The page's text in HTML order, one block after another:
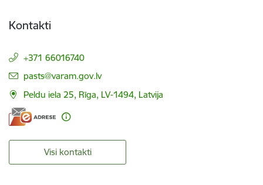
Kontakti
+371 66016740
E-pasts:
pasts@varam.gov.lv
Peldu iela 25, Rīga, LV-1494, Latvija
Visi kontakti